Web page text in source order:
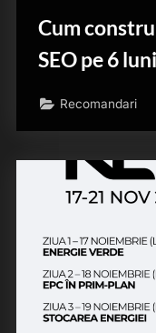
Cum
SEO pe 6
Recomandari